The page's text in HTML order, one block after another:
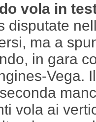
vola in
disputate
ma a
in gara
Vega.
vola ai